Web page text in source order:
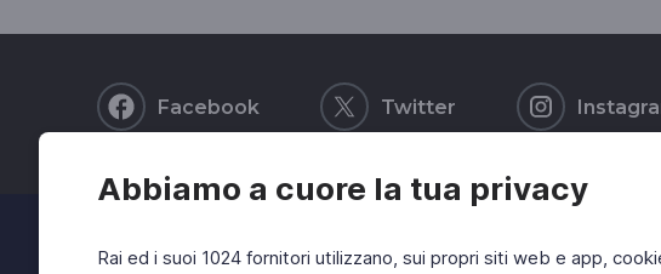
Abbiamo a cuore la tua privacy
Rai ed i suoi 1024 fornitori utilizzano, sui propri siti web e app,
Facebook Twitter